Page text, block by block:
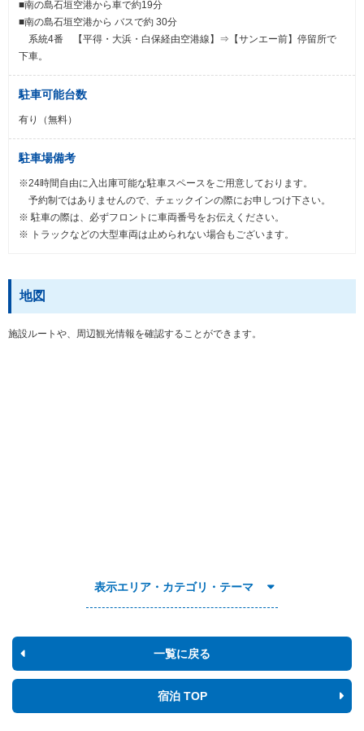
■南の島石垣空港から車で約19分
■南の島石垣空港から バスで約 30分
系統4番 【平得・大浜・白保経由空港線】⇒【サンエー前】停留所で
下車。
駐車可能台数
有り（無料）
駐車場備考
※24時間自由に入出庫可能な駐車スペースをご用意しております。
予約制ではありませんので、チェックインの際にお申しつけ下さい。
※ 駐車の際は、必ずフロントに車両番号をお伝えください。
※ トラックなどの大型車両は止められない場合もございます。
地図
施設ルートや、周辺観光情報を確認することができます。
表示エリア・カテゴリ・テーマ
一覧に戻る
宿泊 TOP